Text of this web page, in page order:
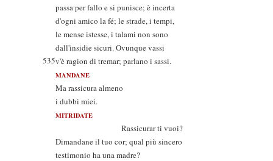
passa per fallo e si punisce; è incerta
d'ogni amico la fé; le strade, i tempi,
le mense istesse, i talami non sono
dall'insidie sicuri. Ovunque vassi
535v'è ragion di tremar; parlano i sassi.
MANDANE
Ma rassicura almeno
i dubbi miei.
MITRIDATE
Rassicurar ti vuoi?
Dimandane il tuo cor; qual più sincero
testimonio ha una madre?